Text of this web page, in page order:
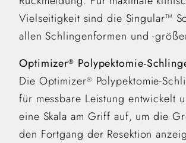
Vielseitigkeit sind die Singular™
allen Schlingenformen und -
Optimizer® Polypektomie-
Die Optimizer® Polypektomie-
für messbare Leistung entwickelt
eine Skala am Griff auf, um die
den Fortgang der Resektion